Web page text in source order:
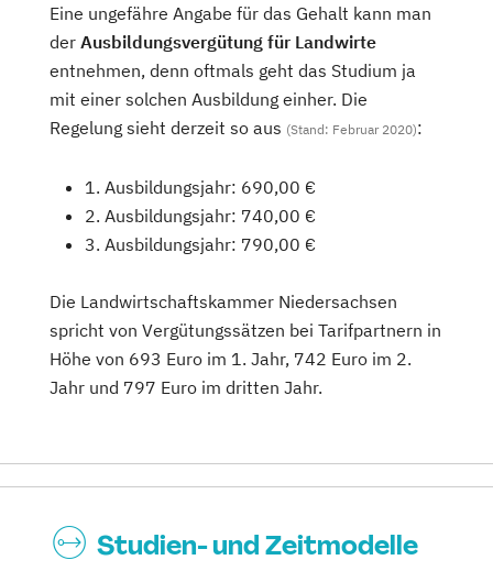
Eine ungefähre Angabe für das Gehalt kann man
der Ausbildungsvergütung für Landwirte
entnehmen, denn oftmals geht das Studium ja
mit einer solchen Ausbildung einher. Die
Regelung sieht derzeit so aus (Stand: Februar 2020):
1. Ausbildungsjahr: 690,00 €
2. Ausbildungsjahr: 740,00 €
3. Ausbildungsjahr: 790,00 €
Die Landwirtschaftskammer Niedersachsen
spricht von Vergütungssätzen bei Tarifpartnern in
Höhe von 693 Euro im 1. Jahr, 742 Euro im 2.
Jahr und 797 Euro im dritten Jahr.
Studien- und Zeitmodelle